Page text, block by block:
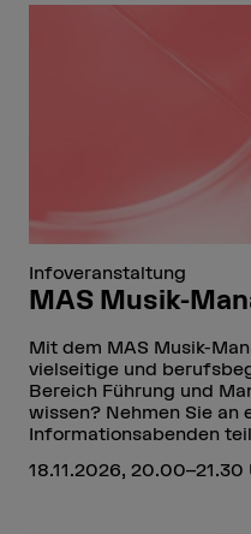
Infoveranstaltung
MAS Musik-
Mit dem MAS Musik-
vielseitige und
Bereich Führung und
wissen? Nehmen Sie an
Informationsabenden
18.11.2026, 20.00–21.30